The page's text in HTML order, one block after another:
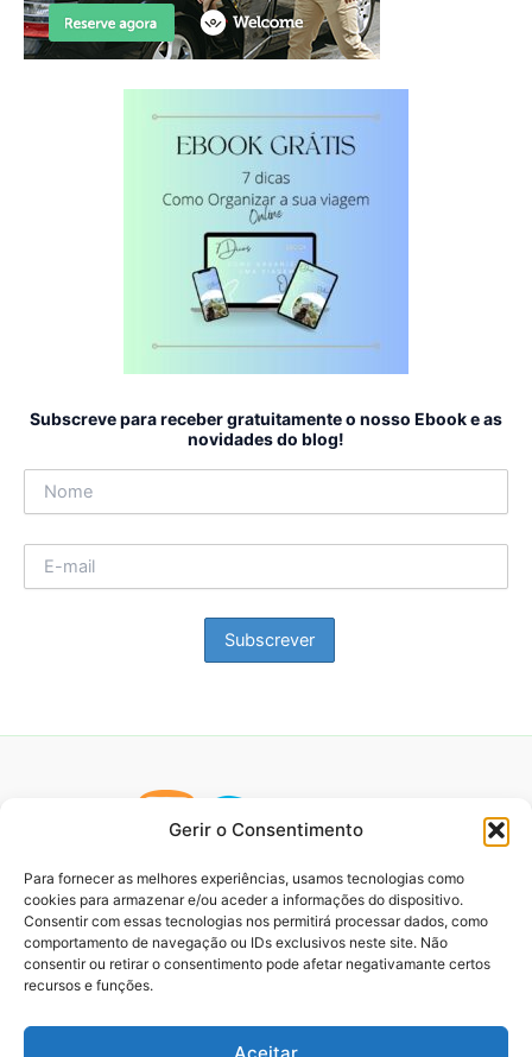
Gerir o Consentimento
Para fornecer as melhores experiências, usamos tecnologias como
cookies para armazenar e/ou aceder a informações do dispositivo.
Consentir com essas tecnologias nos permitirá processar dados, como
comportamento de navegação ou IDs exclusivos neste site. Não
consentir ou retirar o consentimento pode afetar negativamante certos
recursos e funções.
Aceitar
Subscreve para receber gratuitamente o nosso Ebook e as
novidades do blog!